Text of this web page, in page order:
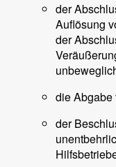
der
Auflösung
der
die Abgabe
der